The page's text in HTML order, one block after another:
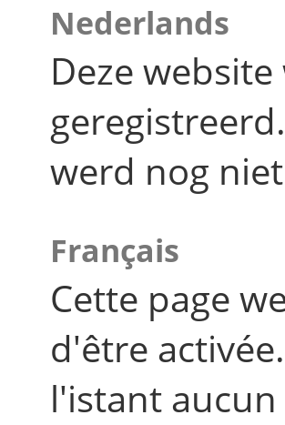
Nederlands
Deze
werd nog
Français
Cette page
d'être
l'istant